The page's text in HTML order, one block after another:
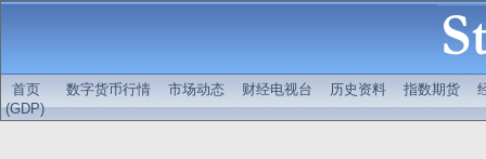
首页 数字货币行情 市场动态 财经电视台 历史资料 指数期货
(GDP)